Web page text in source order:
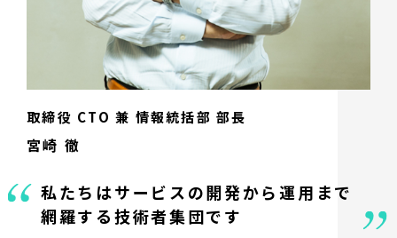
取締役 CTO 兼 情報統括部 部長
宮崎 徹
私たちはサービスの開発から運用まで
網羅する技術者集団です